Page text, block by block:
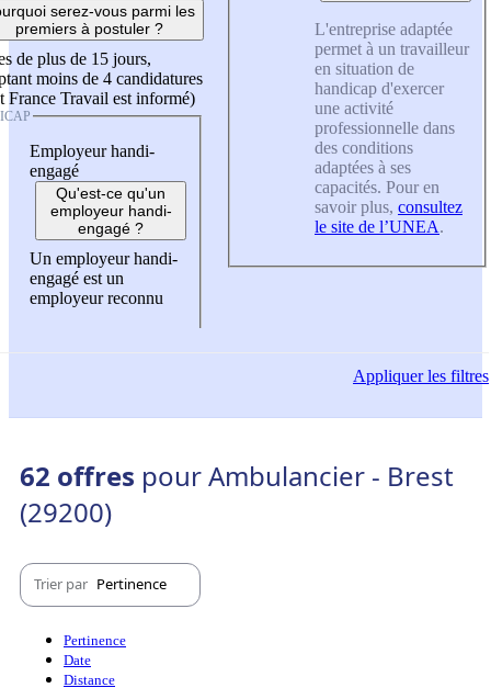
serez-vous parmi les
premiers à postuler ?
de plus de 15 jours,
moins de 4 candidatures
France Travail est informé)
Employeur handi-
engagé
Qu'est-ce qu'un
employeur handi-
engagé ?
Un employeur handi-
engagé est un
employeur reconnu
L'entreprise adaptée
permet à un travailleur
en situation de
handicap d'exercer
une activité
professionnelle dans
des conditions
adaptées à ses
capacités. Pour en
savoir plus, consultez
le site de l’UNEA.
Appliquerles filtres
62 offres pour Ambulancier - Brest
(29200)
Trier par Pertinence
Pertinence
Date
Distance